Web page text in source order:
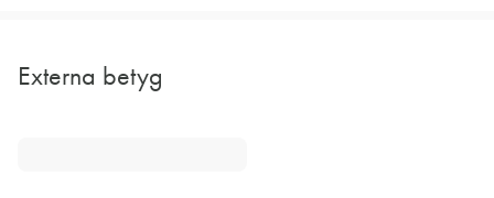
Externa betyg